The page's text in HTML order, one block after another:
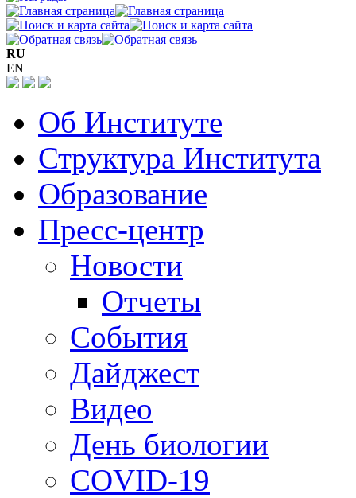
RU
EN
Об Институте
Структура Института
Образование
Пресс-центр
Новости
Отчеты
События
Дайджест
Видео
День биологии
COVID-19